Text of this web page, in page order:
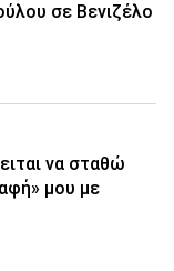
σε Βενιζέλο
να σταθώ
μου με